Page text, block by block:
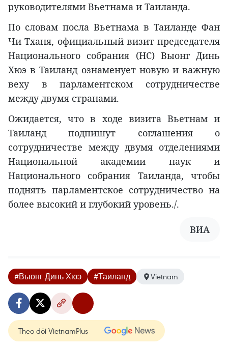
руководителями Вьетнама и Таиланда.
По словам посла Вьетнама в Таиланде Фан
Чи Тханя, официальный визит председателя
Национального собрания (НС) Выонг Динь
Хюэ в Таиланд ознаменует новую и важную
веху в парламентском сотрудничестве
между двумя странами.
Ожидается, что в ходе визита Вьетнам и
Таиланд подпишут соглашения о
сотрудничестве между двумя отделениями
Национальной академии наук и
Национального собрания Таиланда, чтобы
поднять парламентское сотрудничество на
более высокий и глубокий уровень./.
ВИА
#Выонг Динь Хюэ #Таиланд Vietnam
Theo dõi VietnamPlus